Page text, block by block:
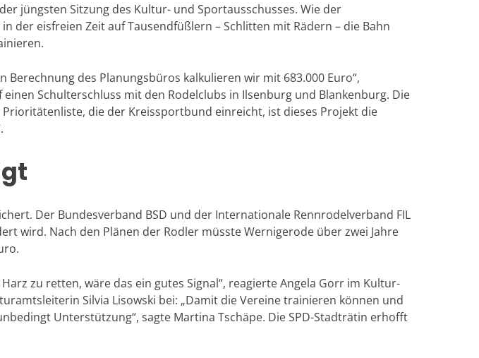
jüngsten Sitzung des Kultur- und Sportausschusses. Wie der
eisfreien Zeit auf Tausendfüßlern – Schlitten mit Rädern – die Bahn
des Planungsbüros kalkulieren wir mit 683.000 Euro“,
einen Schulterschluss mit den Rodelclubs in Ilsenburg und Blankenburg. Die
die der Kreissportbund einreicht, ist dieses Projekt die
Der Bundesverband BSD und der Internationale Rennrodelverband FIL
wird. Nach den Plänen der Rodler müsste Wernigerode über zwei Jahre
zu retten, wäre das ein gutes Signal“, reagierte Angela Gorr im Kultur-
Silvia Lisowski bei: „Damit die Vereine trainieren können und
Unterstützung“, sagte Martina Tschäpe. Die SPD-Stadträtin erhofft